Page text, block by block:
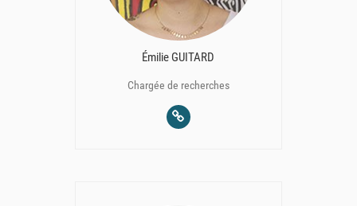
Émilie GUITARD
Chargée de recherches